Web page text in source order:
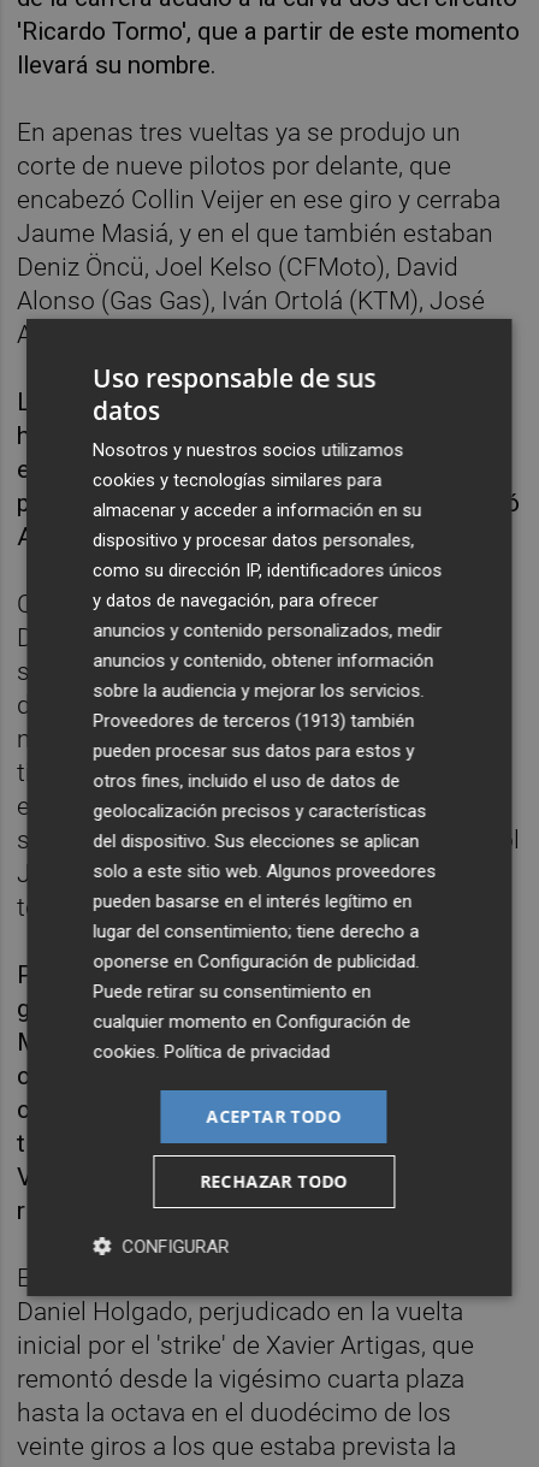
'Ricardo Tormo', que a partir de este momento
llevará su nombre.
En apenas tres vueltas ya se produjo un
corte de nueve pilotos por delante, que
encabezó Collin Veijer en ese giro y cerraba
Jaume Masiá, y en el que también estaban
Deniz Öncü, Joel Kelso (CFMoto), David
Alonso (Gas Gas), Iván Ortolá (KTM), José
Antonio Rueda (KTM) y David Muñoz (KTM).
Los nueve de cabeza consiguieron abrir un
hueco de más de dos segundos en apenas
esas tres vueltas respecto a un grupo
perseguidor mucho más amplio que encabezó
Adrián Fernández (Honda).
Con el paso de las vueltas Jaume Masiá y
David Muñoz, en cola del grupo de cabeza,
se fueron quedando un tanto descolgados
del resto, hasta que el vigente campeón del
mundo se puso por delante y comenzó a
tirar con fuerza para intentar recuperar todo
el terreno perdido, en tanto que en ese
septeto el australiano Joel Kelso y el español
José Antonio Rueda tan pronto cedían
terreno como lo recuperaban.
Pero lo que acabó sucediendo fue que el
grupo perseguidor acabó neutralizando a
Masiá y Muñoz, y todos ellos con más de
cinco segundos perdidos respecto a la
cabeza de carrera, en donde casi todo el
tiempo fueron los pilotos de Husqvarna,
Veijer y Sasaki, los que impusieron el mejor
ritmo.
En ese grupo perseguidor acabó en cabeza
Daniel Holgado, perjudicado en la vuelta
inicial por el 'strike' de Xavier Artigas, que
remontó desde la vigésimo cuarta plaza
hasta la octava en el duodécimo de los
veinte giros a los que estaba prevista la
Uso responsable de sus
datos
Nosotros y nuestros socios utilizamos
cookies y tecnologías similares para
almacenar y acceder a información en su
dispositivo y procesar datos personales,
como su dirección IP, identificadores únicos
y datos de navegación, para ofrecer
anuncios y contenido personalizados, medir
anuncios y contenido, obtener información
sobre la audiencia y mejorar los servicios.
Proveedores de terceros (1913) también
pueden procesar sus datos para estos y
otros fines, incluido el uso de datos de
geolocalización precisos y características
del dispositivo. Sus elecciones se aplican
solo a este sitio web. Algunos proveedores
pueden basarse en el interés legítimo en
lugar del consentimiento; tiene derecho a
oponerse enConfiguración de publicidad.
Puede retirar su consentimiento en
cualquier momento enConfiguración de
cookies.Política de privacidad
ACEPTAR TODO
RECHAZAR TODO
CONFIGURAR